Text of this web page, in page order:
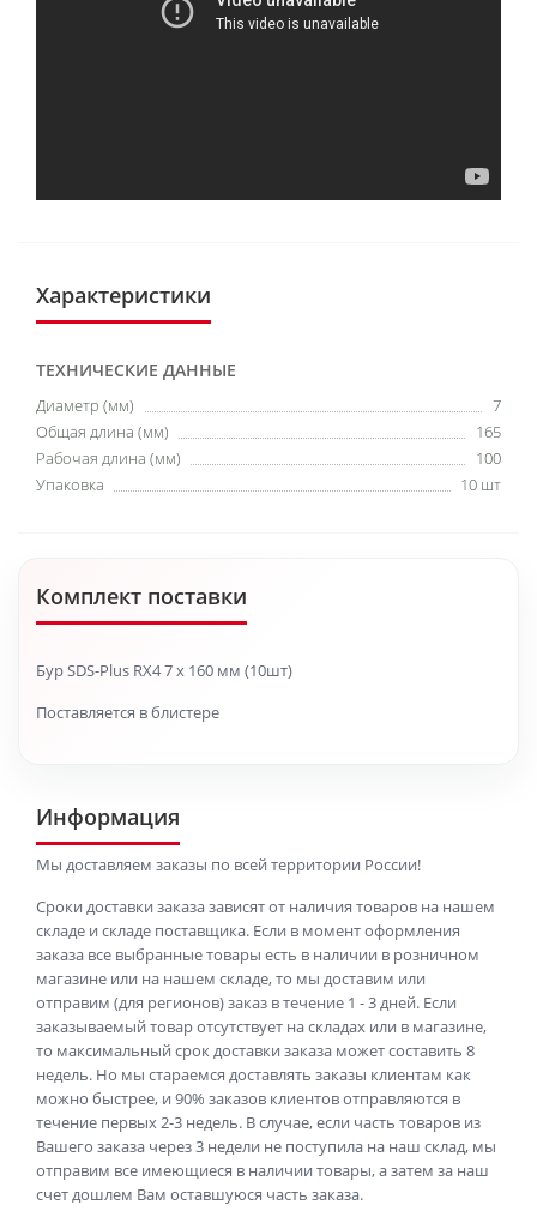
Характеристики
ТЕХНИЧЕСКИЕ ДАННЫЕ
Диаметр (мм)
7
Общая длина (мм)
165
Рабочая длина (мм)
100
Упаковка
10 шт
Комплект поставки
Бур SDS-Plus RX4 7 x 160 мм (10шт)
Поставляется в блистере
Информация
Мы доставляем заказы по всей территории России!
Сроки доставки заказа зависят от наличия товаров на нашем
складе и складе поставщика. Если в момент оформления
заказа все выбранные товары есть в наличии в розничном
магазине или на нашем складе, то мы доставим или
отправим (для регионов) заказ в течение 1 - 3 дней. Если
заказываемый товар отсутствует на складах или в магазине,
то максимальный срок доставки заказа может составить 8
недель. Но мы стараемся доставлять заказы клиентам как
можно быстрее, и 90% заказов клиентов отправляются в
течение первых 2-3 недель. В случае, если часть товаров из
Вашего заказа через 3 недели не поступила на наш склад, мы
отправим все имеющиеся в наличии товары, а затем за наш
счет дошлем Вам оставшуюся часть заказа.